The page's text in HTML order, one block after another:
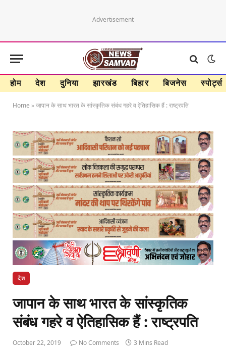
Advertisement
होम देश दुनिया झारखंड बिहार बिजनेस स्पोर्ट्स
Home »जापान के साथ भारत के सांस्‍कृतिक संबंध गहरे व ऐतिहासिक हैं : राष्ट्रपति
देश
जापान के साथ भारत के सांस्‍कृतिक
संबंध गहरे व ऐतिहासिक हैं : राष्ट्रपति
October 22, 2019 No Comments 3 Mins Read